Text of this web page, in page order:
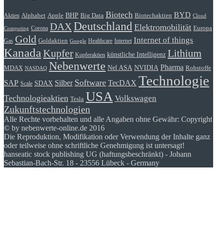
Aktien Alphabet Apple BHP Big Data Biotech Biotechaktien BYD Cloud
Computing Corona DAX Deutschland Elektromobilität Europa
Gas Gold Goldaktien Google Healthcare Internet Internet of things
Kanada Kupfer Kupferaktien künstliche Intelligenz Lithium
MDAX NASDAQ Nebenwerte Nel ASA NVIDIA Pharma Rohstoffe
SAP Scale SDAX Silber Software TecDAX Technologie
Technologieaktien Tesla USA Volkswagen
Zukunftstechnologien
Alle Rechte vorbehalten und alle Angaben ohne Gewähr: Copyright
© by nebenwerte-online.de 2016
Die Reproduktion, Modifikation oder Verwendung der Inhalte ganz
oder teilweise ohne schriftliche Genehmigung ist untersagt!
hanseatic stock publishing UG (haftungsbeschränkt) - Johann
Sebastian-Bach-Str. 18 - 23556 Lübeck - Germany